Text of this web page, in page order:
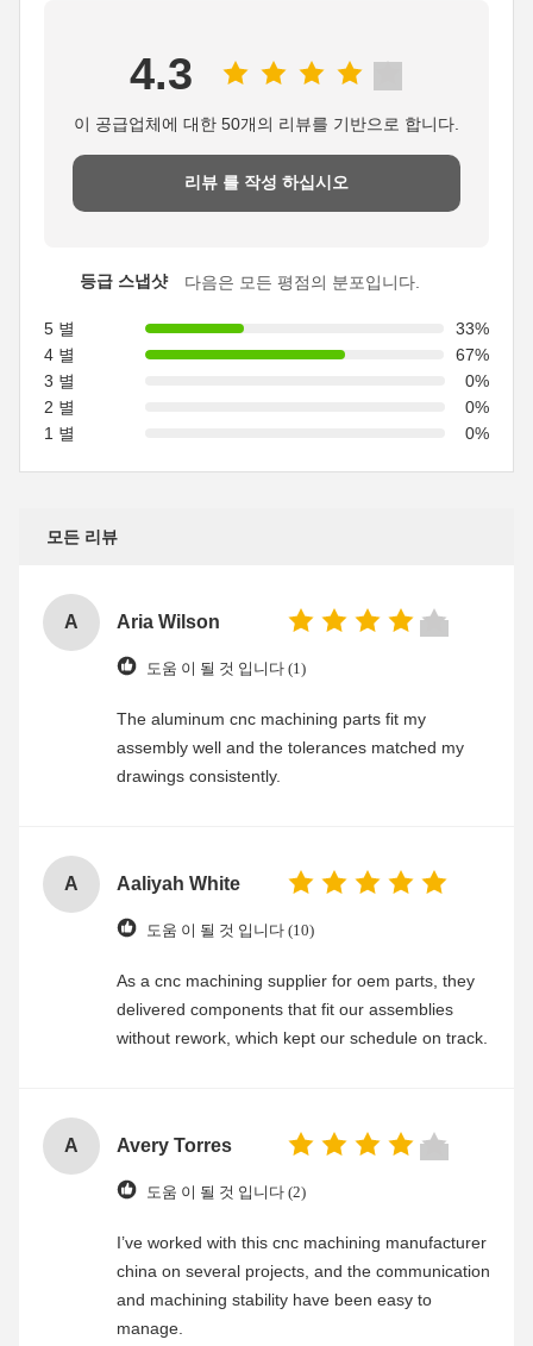
4.3
이 공급업체에 대한 50개의 리뷰를 기반으로 합니다.
리뷰 를 작성 하십시오
등급 스냅샷 다음은 모든 평점의 분포입니다.
5 별
33%
4 별
67%
3 별
0%
2 별
0%
1 별
0%
모든 리뷰
A Aria Wilson
도움 이 될 것 입니다 (1)
The aluminum cnc machining parts fit my
assembly well and the tolerances matched my
drawings consistently.
A Aaliyah White
도움 이 될 것 입니다 (10)
As a cnc machining supplier for oem parts, they
delivered components that fit our assemblies
without rework, which kept our schedule on track.
A Avery Torres
도움 이 될 것 입니다 (2)
I’ve worked with this cnc machining manufacturer
china on several projects, and the communication
and machining stability have been easy to
manage.